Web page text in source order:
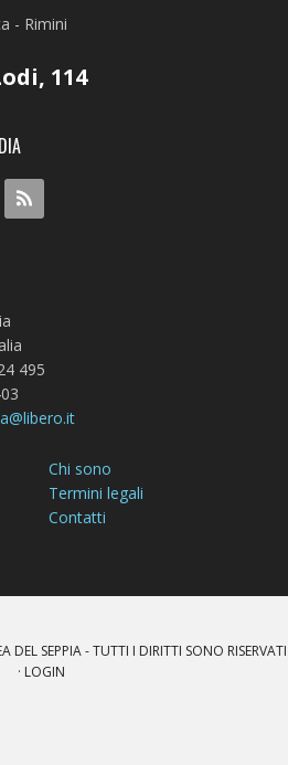
- Rimini
114
495
Chi sono
Termini legali
Contatti
DEL SEPPIA- TUTTI I DIRITTI SONO RISERVATI
· LOGIN